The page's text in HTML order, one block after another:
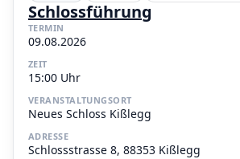
Schlossführung
TERMIN
09.08.2026
ZEIT
15:00 Uhr
VERANSTALTUNGSORT
Neues Schloss Kißlegg
ADRESSE
Schlossstrasse 8, 88353 Kißlegg